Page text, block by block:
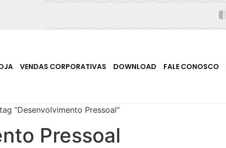
VENDAS CORPORATIVAS DOWNLOAD FALE CONOSCO
“Desenvolvimento Pressoal”
Pressoal